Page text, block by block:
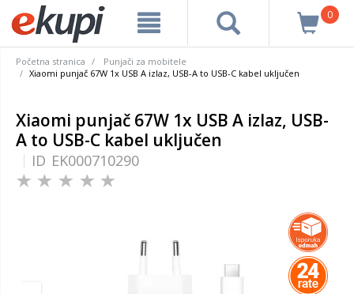
0
Početna stranica
Punjači za mobitele
Xiaomi punjač 67W 1x USB A izlaz, USB-A to USB-C kabel uključen
Xiaomi punjač 67W 1x USB A izlaz, USB-
A to USB-C kabel uključen
ID EK000710290